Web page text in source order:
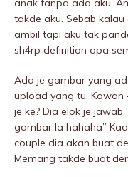
anak tanpa ada aku.
takde aku. Sebab
ambil tapi aku tak
sh4rp definition apa
Ada je gambar yang
upload yang tu.
je ke? Dia elok je
gambar la hahaha”
couple dia akan buat
Memang takde buat